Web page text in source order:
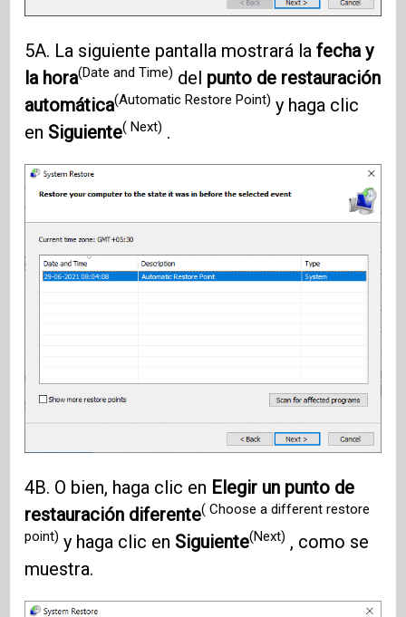
5A. La siguiente pantalla mostrará lafecha y
la hora(Date and Time) del punto de restauración
automática(Automatic Restore Point) y haga clic
en Siguiente( Next) .
4B. O bien, haga clic en Elegir un punto de
restauración diferente( Choose a different restore
point) y haga clic en Siguiente(Next) , como se
muestra.